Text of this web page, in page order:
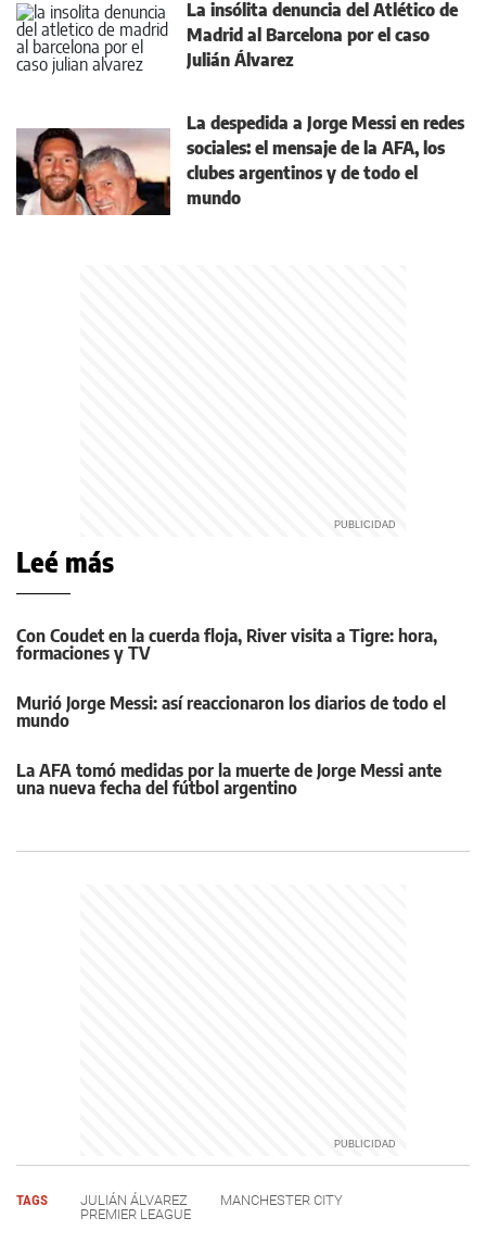
La insólita denuncia del Atlético de
Madrid al Barcelona por el caso
Julián Álvarez
La despedida a Jorge Messi en redes
sociales: el mensaje de la AFA, los
clubes argentinos y de todo el
mundo
Leé más
Con Coudet en la cuerda floja, River visita a Tigre: hora,
formaciones y TV
Murió Jorge Messi: así reaccionaron los diarios de todo el
mundo
La AFA tomó medidas por la muerte de Jorge Messi ante
una nueva fecha del fútbol argentino
TAGS JULIÁN ÁLVAREZ
MANCHESTER CITY
PREMIER LEAGUE